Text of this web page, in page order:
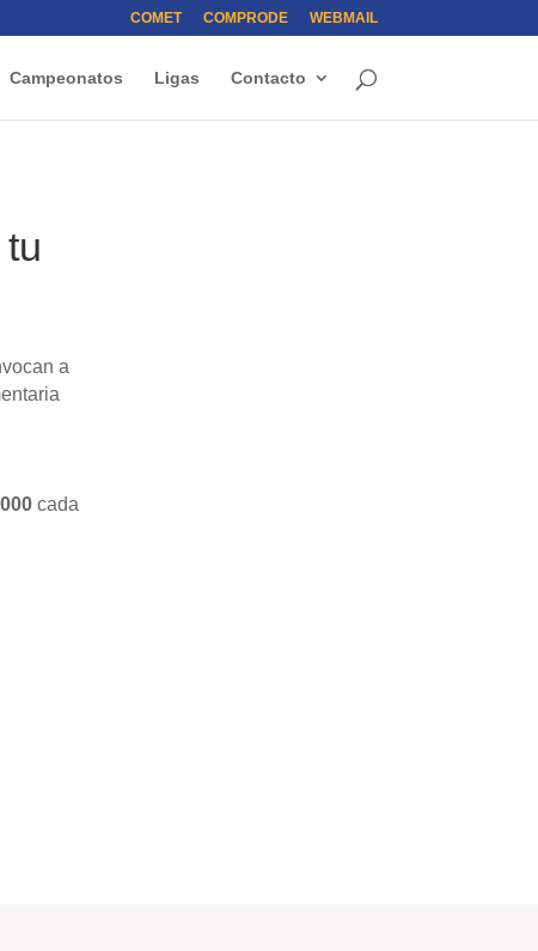
COMET COMPRODE WEBMAIL
Campeonatos Ligas Contacto
a
cada